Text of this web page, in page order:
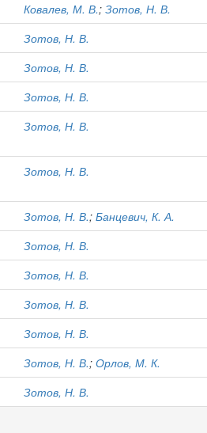
Ковалев, М. В.; Зотов, Н. В.
Зотов, Н. В.
Зотов, Н. В.
Зотов, Н. В.
Зотов, Н. В.
Зотов, Н. В.
Зотов, Н. В.; Банцевич, К. А.
Зотов, Н. В.
Зотов, Н. В.
Зотов, Н. В.
Зотов, Н. В.
Зотов, Н. В.; Орлов, М. К.
Зотов, Н. В.